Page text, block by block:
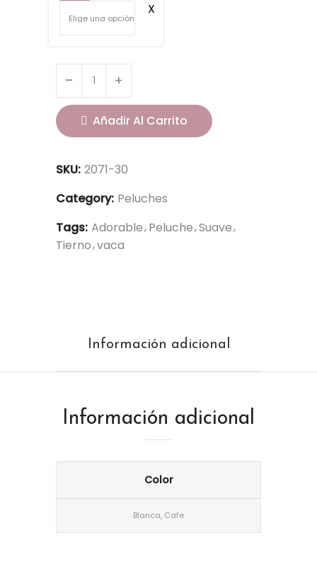
Añadir Al Carrito
SKU: 2071-30
Category: Peluches
Tags: Adorable Peluche Suave
Tierno vaca
Información adicional
Información adicional
Color
Blanca, Cafe